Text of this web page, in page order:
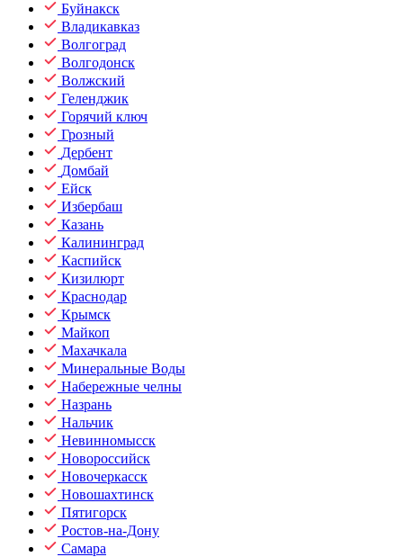
Буйнакск
Владикавказ
Волгоград
Волгодонск
Волжский
Геленджик
Горячий ключ
Грозный
Дербент
Домбай
Ейск
Избербаш
Казань
Калининград
Каспийск
Кизилюрт
Краснодар
Крымск
Майкоп
Махачкала
Минеральные Воды
Набережные челны
Назрань
Нальчик
Невинномысск
Новороссийск
Новочеркасск
Новошахтинск
Пятигорск
Ростов-на-Дону
Самара